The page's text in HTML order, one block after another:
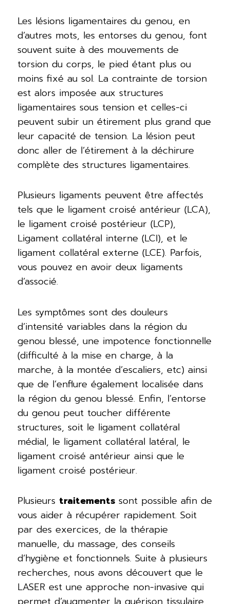
Les lésions ligamentaires du genou, en
d’autres mots, les entorses du genou, font
souvent suite à des mouvements de
torsion du corps, le pied étant plus ou
moins fixé au sol. La contrainte de torsion
est alors imposée aux structures
ligamentaires sous tension et celles-ci
peuvent subir un étirement plus grand que
leur capacité de tension. La lésion peut
donc aller de l’étirement à la déchirure
complète des structures ligamentaires.
Plusieurs ligaments peuvent être affectés
tels que le ligament croisé antérieur (LCA),
le ligament croisé postérieur (LCP),
Ligament collatéral interne (LCI), et le
ligament collatéral externe (LCE). Parfois,
vous pouvez en avoir deux ligaments
d’associé.
Les symptômes sont des douleurs
d’intensité variables dans la région du
genou blessé, une impotence fonctionnelle
(difficulté à la mise en charge, à la
marche, à la montée d’escaliers, etc) ainsi
que de l’enflure également localisée dans
la région du genou blessé. Enfin, l’entorse
du genou peut toucher différente
structures, soit le ligament collatéral
médial, le ligament collatéral latéral, le
ligament croisé antérieur ainsi que le
ligament croisé postérieur.
Plusieurs traitementssont possible afin de
vous aider à récupérer rapidement. Soit
par des exercices, de la thérapie
manuelle, du massage, des conseils
d’hygiène et fonctionnels. Suite à plusieurs
recherches, nous avons découvert que le
LASER est une approche non-invasive qui